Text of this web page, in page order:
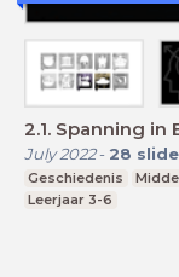
2.1. Spanning in
July 2022- 28
Geschiedenis
Leerjaar 3-6